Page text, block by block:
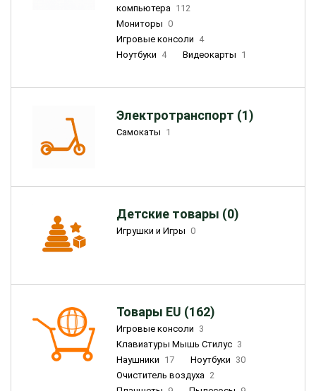
компьютера 112
Мониторы 0
Игровые консоли 4
Ноутбуки 4 Видеокарты 1
Электротранспорт (1)
Самокаты 1
Детские товары (0)
Игрушки и Игры 0
Товары EU (162)
Игровые консоли 3
Клавиатуры Мышь Стилус 3
Наушники 17 Ноутбуки 30
Очиститель воздуха 2